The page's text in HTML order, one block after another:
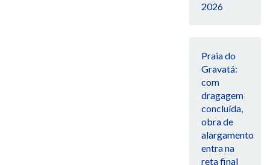
2026
Praia do
Gravatá:
com
dragagem
concluída,
obra de
alargamento
entra na
reta final